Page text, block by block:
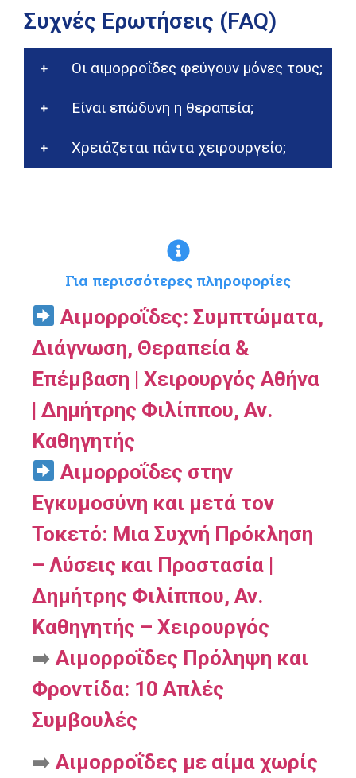
Συχνές Ερωτήσεις (FAQ)
Οι αιμορροΐδες φεύγουν μόνες τους;
Είναι επώδυνη η θεραπεία;
Χρειάζεται πάντα χειρουργείο;
Για περισσότερες πληροφορίες
Αιμορροΐδες: Συμπτώματα,
Διάγνωση, Θεραπεία &
Επέμβαση | Χειρουργός Αθήνα
| Δημήτρης Φιλίππου, Αν.
Καθηγητής
Αιμορροΐδες στην
Εγκυμοσύνη και μετά τον
Τοκετό: Μια Συχνή Πρόκληση
– Λύσεις και Προστασία |
Δημήτρης Φιλίππου, Αν.
Καθηγητής – Χειρουργός
➡️ Αιμορροΐδες Πρόληψη και
Φροντίδα: 10 Απλές
Συμβουλές
➡️ Αιμορροΐδες με αίμα χωρίς